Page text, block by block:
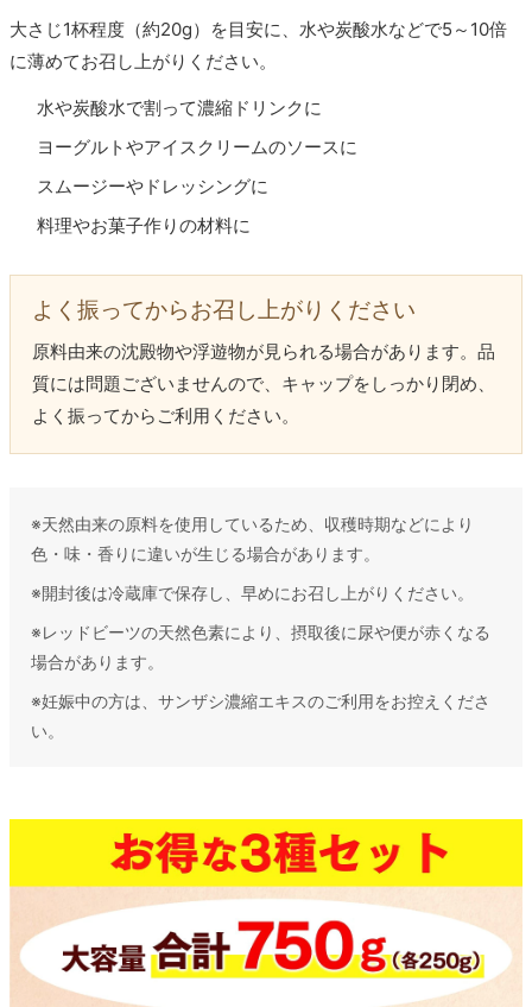
大さじ1杯程度（約20g）を目安に、水や炭酸水などで5～10倍
に薄めてお召し上がりください。
水や炭酸水で割って濃縮ドリンクに
ヨーグルトやアイスクリームのソースに
スムージーやドレッシングに
料理やお菓子作りの材料に
よく振ってからお召し上がりください
原料由来の沈殿物や浮遊物が見られる場合があります。品
質には問題ございませんので、キャップをしっかり閉め、
よく振ってからご利用ください。
※天然由来の原料を使用しているため、収穫時期などにより
色・味・香りに違いが生じる場合があります。
※開封後は冷蔵庫で保存し、早めにお召し上がりください。
※レッドビーツの天然色素により、摂取後に尿や便が赤くなる
場合があります。
※妊娠中の方は、サンザシ濃縮エキスのご利用をお控えくださ
い。